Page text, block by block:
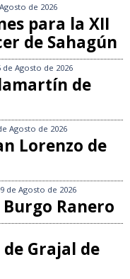
de 2026
para la XII
de Sahagún
de Agosto de 2026
de
Agosto de 2026
Lorenzo de
de Agosto de 2026
Ranero
Grajal de